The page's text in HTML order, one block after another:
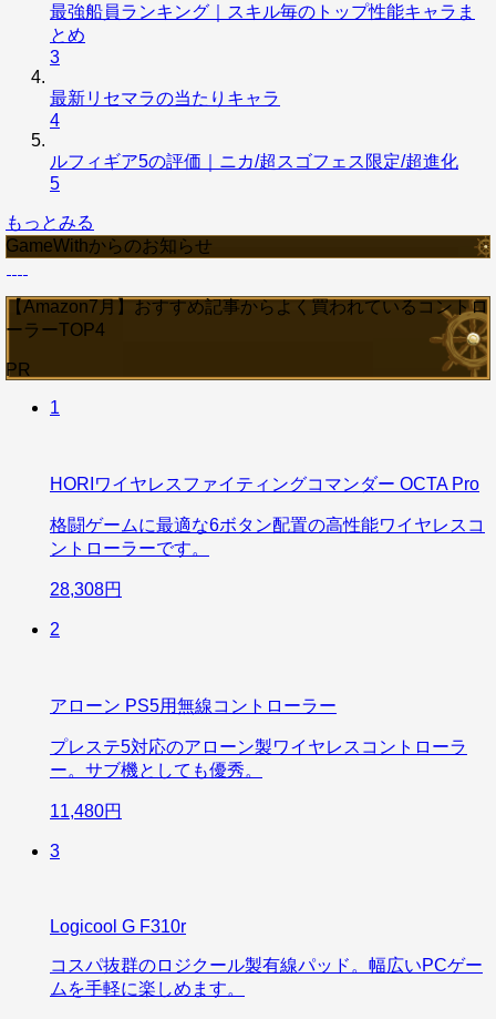
最強船員ランキング｜スキル毎のトップ性能キャラま
とめ
3
最新リセマラの当たりキャラ
4
ルフィギア5の評価｜ニカ/超スゴフェス限定/超進化
5
もっとみる
GameWithからのお知らせ
【Amazon7月】おすすめ記事からよく買われているコントロ
ーラーTOP4
PR
1
HORIワイヤレスファイティングコマンダー OCTA Pro
格闘ゲームに最適な6ボタン配置の高性能ワイヤレスコ
ントローラーです。
28,308円
2
アローン PS5用無線コントローラー
プレステ5対応のアローン製ワイヤレスコントローラ
ー。サブ機としても優秀。
11,480円
3
Logicool G F310r
コスパ抜群のロジクール製有線パッド。幅広いPCゲー
ムを手軽に楽しめます。